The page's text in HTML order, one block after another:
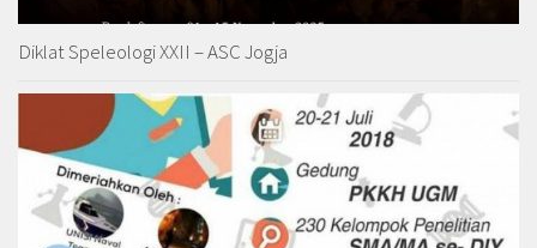
Diklat Speleologi XXII – ASC Jogja